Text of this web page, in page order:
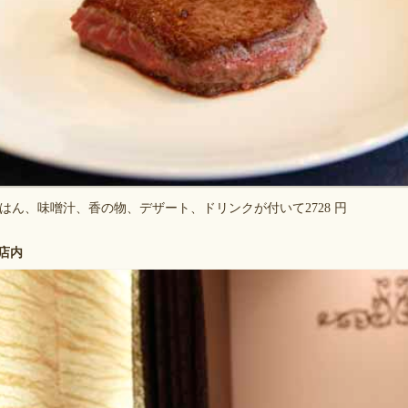
ん、味噌汁、香の物、デザート、ドリンクが付いて2728 円
内